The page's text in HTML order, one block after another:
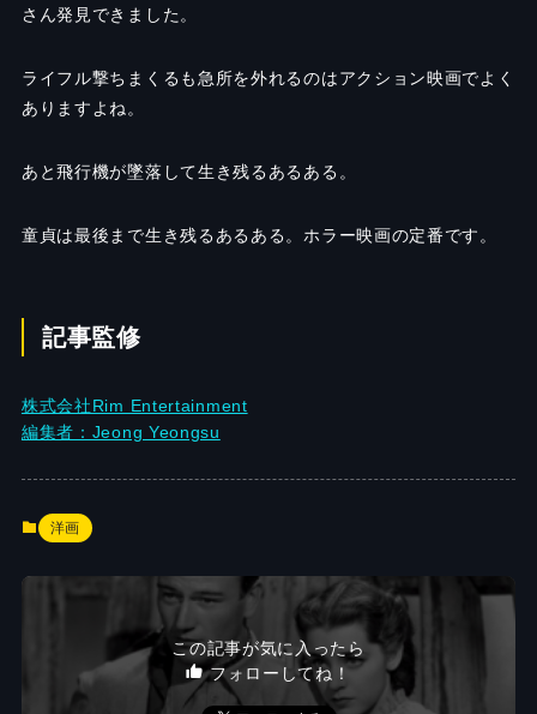
さん発見できました。
ライフル撃ちまくるも急所を外れるのはアクション映画でよく
ありますよね。
あと飛行機が墜落して生き残るあるある。
童貞は最後まで生き残るあるある。ホラー映画の定番です。
記事監修
株式会社Rim Entertainment
編集者：Jeong Yeongsu
洋画
この記事が気に入ったら
フォローしてね！